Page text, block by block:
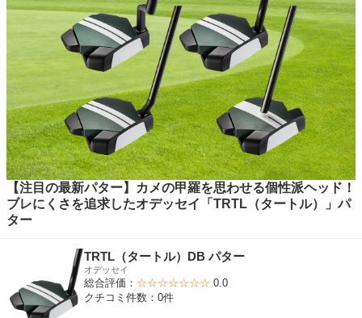
【注目の最新パター】カメの甲羅を思わせる個性派ヘッド！
ブレにくさを追求したオデッセイ「TRTL（タートル）」パ
ター
TRTL（タートル）DB パター
オデッセイ
総合評価： ☆☆☆☆☆☆☆ 0.0
クチコミ件数：0件